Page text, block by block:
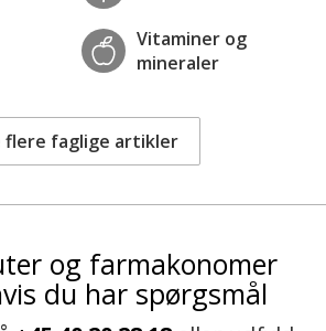
Vitaminer og
mineraler
flere faglige artikler
og farmakonomer
du har spørgsmål